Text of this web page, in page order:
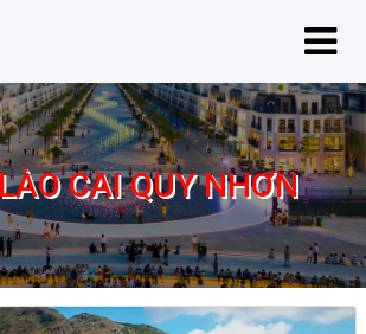
CAI QUY NHƠN
Cai Quy Nhơn